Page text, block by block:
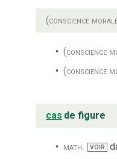
(conscience
(conscience
(conscience
cas de figure
math. VOIR